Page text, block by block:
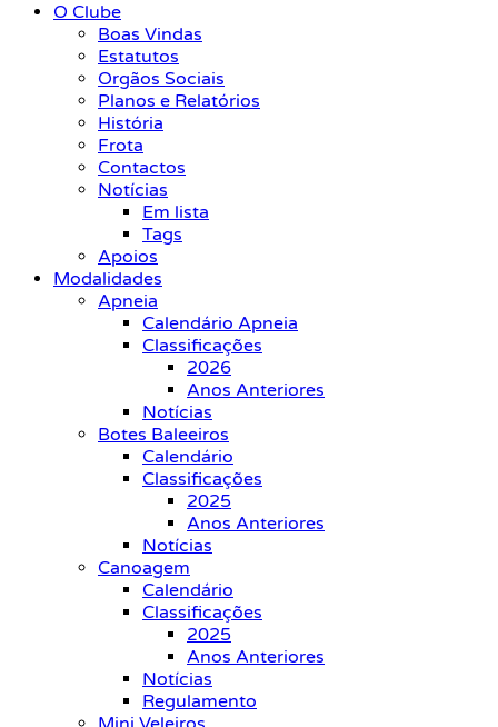
O Clube
Boas Vindas
Estatutos
Orgãos Sociais
Planos e Relatórios
História
Frota
Contactos
Notícias
Em lista
Tags
Apoios
Modalidades
Apneia
Calendário Apneia
Classificações
2026
Anos Anteriores
Notícias
Botes Baleeiros
Calendário
Classificações
2025
Anos Anteriores
Notícias
Canoagem
Calendário
Classificações
2025
Anos Anteriores
Notícias
Regulamento